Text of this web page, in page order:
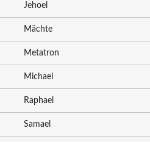
Jehoel
Mächte
Metatron
Michael
Raphael
Samael